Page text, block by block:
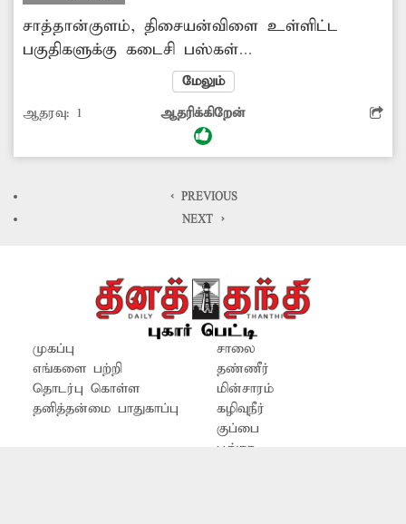
சாத்தான்குளம், திசையன்விளை உள்ளிட்ட
பகுதிகளுக்கு கடைசி பஸ்கள்
இயக்கப்படுகின்றன. எனவே இரவு 11.30
மணியளவில் நெல்லையில் இருந்து
மூலைக்கரைப்பட்டி, சாத்தான்குளம் வழியாக
திசையன்விளைக்கு அரசு பஸ் இயக்கினால்,
செல்லும் பயணிகளுக்கு வசதியாக இருக்கும்.
இதற்கு அதிகாரிகள் ஏற்பாடு செய்வார்களா?.
மேலும்
ஆதரவு: 1 ஆதரிக்கிறேன்
< PREVIOUS
NEXT >
முகப்பு
எங்களை பற்றி
தொடர்பு கொள்ள
தனித்தன்மை பாதுகாப்பு
சாலை
தண்ணீர்
மின்சாரம்
கழிவுநீர்
குப்பை
பூங்கா